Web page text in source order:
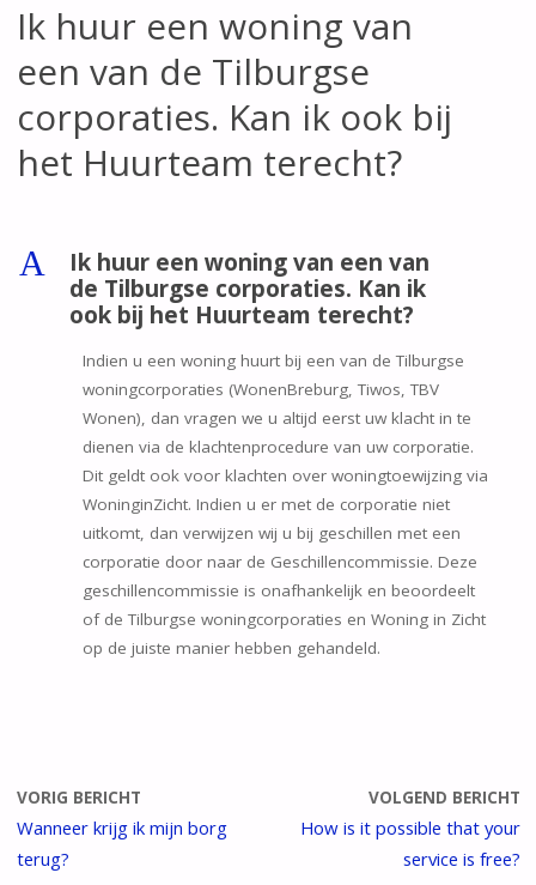
Ik huur een woning van
een van de Tilburgse
corporaties. Kan ik ook bij
het Huurteam terecht?
A
Ik huur een woning van een van
de Tilburgse corporaties. Kan ik
ook bij het Huurteam terecht?
Indien u een woning huurt bij een van de Tilburgse
woningcorporaties (WonenBreburg, Tiwos, TBV
Wonen), dan vragen we u altijd eerst uw klacht in te
dienen via de klachtenprocedure van uw corporatie.
Dit geldt ook voor klachten over woningtoewijzing via
WoninginZicht. Indien u er met de corporatie niet
uitkomt, dan verwijzen wij u bij geschillen met een
corporatie door naar de Geschillencommissie. Deze
geschillencommissie is onafhankelijk en beoordeelt
of de Tilburgse woningcorporaties en Woning in Zicht
op de juiste manier hebben gehandeld.
VORIG BERICHT
Wanneer krijg ik mijn borg
terug?
VOLGEND BERICHT
How is it possible that your
service is free?